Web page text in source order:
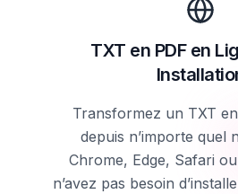
TXT en PDF en
Transformez un TXT
depuis n’importe quel
Chrome, Edge, Safari
n’avez pas besoin